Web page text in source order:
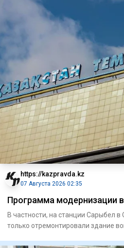
https://kazpravda.kz
07 Августа 2026 02:35
Программа модернизации
В частности, на станции Сарыбел
только отремонтировали здание